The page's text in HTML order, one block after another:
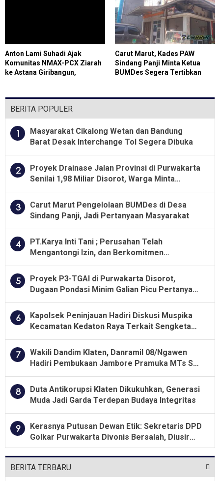
Anton Lami Suhadi Ajak
Komunitas NMAX-PCX Ziarah
ke Astana Giribangun,
Carut Marut, Kades PAW
Sindang Panji Minta Ketua
BUMDes Segera Tertibkan
BERITA POPULER
1
Masyarakat Cikalong Wetan dan Bandung
Barat Desak Interchange Tol Segera Dibuka
2
Proyek Drainase Jalan Provinsi di Purwakarta
Senilai 1,98 Miliar Disorot, Warga Minta
Kualitas Pekerjaan Diawasi Ketat
3
Carut Marut Pengelolaan BUMDes di Desa
Sindang Panji, Jadi Pertanyaan Masyarakat
4
PT.Karya Inti Tani ; Perusahan Telah
Mengantongi Izin, dan Berkomitmen
Menjalankan Aturan Yang Berlaku
5
Proyek P3-TGAI di Purwakarta Disorot,
Dugaan Pondasi Minim Galian Picu Pertanyaan
Besar soal Pengawasan
6
Kapolsek Peninjauan Hadiri Diskusi Muspika
Kecamatan Kedaton Raya Terkait Sengketa
Lahan Kelompok Tani Dengan PT. GNS
7
Wakili Dandim Klaten, Danramil 08/Ngawen
Hadiri Pembukaan Jambore Pramuka MTs Se-
Jawa Tengah 2026
8
Duta Antikorupsi Klaten Dikukuhkan, Generasi
Muda Jadi Garda Terdepan Budaya Integritas
9
Kerasnya Putusan Dewan Etik: Sekretaris DPD
Golkar Purwakarta Divonis Bersalah, Diusir
Dari Jabatan Selama Empat Tahun
BERITA TERBARU